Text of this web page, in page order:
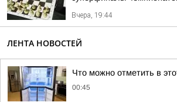
Вчера, 19:44
ЛЕНТА НОВОСТЕЙ
Что можно отметить в
00:45